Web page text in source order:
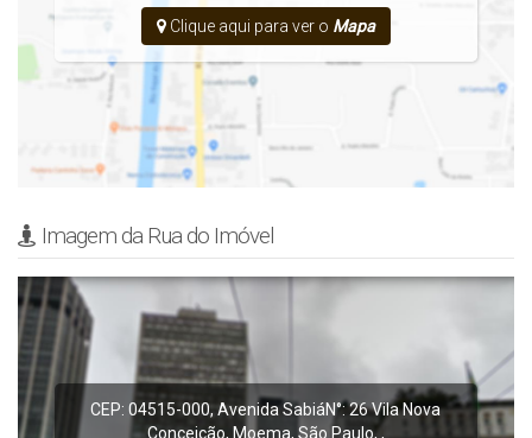
Clique aqui para ver o Mapa
Imagem da Rua do Imóvel
CEP: 04515-000,Avenida SabiáN°:26Vila Nova
Conceição, Moema, São Paulo,,